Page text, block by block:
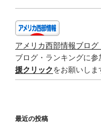
アメリカ西部情報ブログ
ブログ・ランキングに
援クリック をお願いしま
最近の投稿